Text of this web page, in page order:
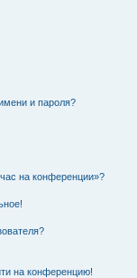
и пароля?
на конференции»?
на конференцию!